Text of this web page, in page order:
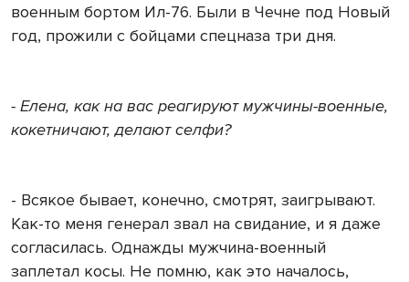
военным бортом Ил-76. Были в Чечне под Новый
год, прожили с бойцами спецназа три дня.
- Елена, как на вас реагируют мужчины-военные,
кокетничают, делают селфи?
- Всякое бывает, конечно, смотрят, заигрывают.
Как-то меня генерал звал на свидание, и я даже
согласилась. Однажды мужчина-военный
заплетал косы. Не помню, как это началось,